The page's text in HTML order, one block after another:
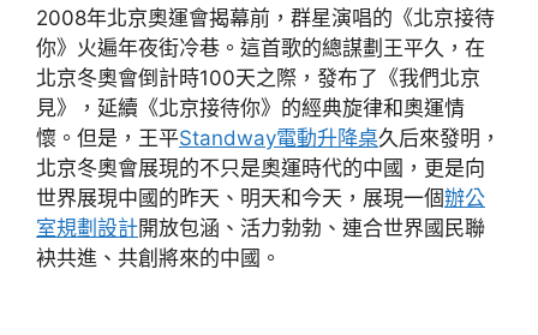
2008年北京奧運會揭幕前，群星演唱的《北京接待
你》火遍年夜街冷巷。這首歌的總謀劃王平久，在
北京冬奧會倒計時100天之際，發布了《我們北京
見》，延續《北京接待你》的經典旋律和奧運情
懷。但是，王平Standway電動升降桌久后來發明，
北京冬奧會展現的不只是奧運時代的中國，更是向
世界展現中國的昨天、明天和今天，展現一個辦公
室規劃設計開放包涵、活力勃勃、連合世界國民聯
袂共進、共創將來的中國。